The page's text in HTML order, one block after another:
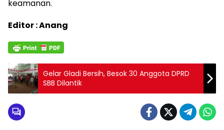
keamanan.
Editor : Anang
Gelar Gladi Bersih, Besok 30 Anggota DPRD
SBB Dilantik